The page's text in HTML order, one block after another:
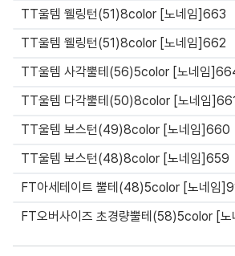
TT울템 웰링턴(51)8color [노네임]663
TT울템 웰링턴(51)8color [노네임]662
TT울템 사각뿔테(56)5color [노네임
TT울템 다각뿔테(50)8color [노네임
TT울템 보스턴(49)8color [노네임]660
TT울템 보스턴(48)8color [노네임]659
FT아세테이트 뿔테(48)5color [노네임
FT오버사이즈 초경량뿔테(58)5color [